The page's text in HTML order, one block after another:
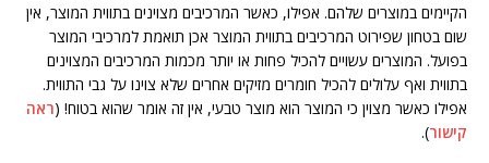
הקיימים במוצרים שלהם. אפילו, כאשר המרכיבים מצוינים בתווית המוצר, אין
שום בטחון שפירוט המרכיבים בתווית המוצר אכן תואמת למרכיבי המוצר
בפועל. המוצרים עשויים להכיל פחות או יותר מכמות המרכיבים המצוינים
בתווית ואף עלולים להכיל חומרים מזיקים אחרים שלא צוינו על גבי התווית.
אפילו כאשר מצוין כי המוצר הוא מוצר טבעי, אין זה אומר שהוא בטוח! (ראה
קישור).